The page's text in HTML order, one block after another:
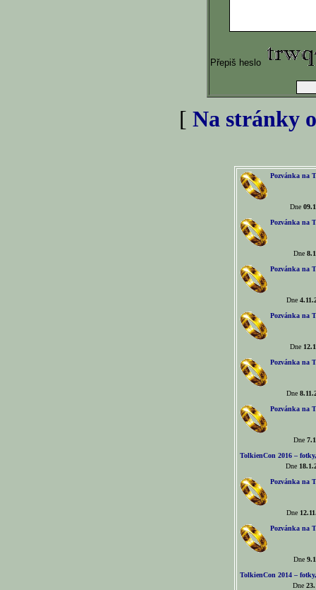
Přepiš heslo
[ Na stránky
Pozvánka na
Dne
Pozvánka na
Dne
Pozvánka na
Dne
Pozvánka na
Dne
Pozvánka na
Dne
Pozvánka na
Dne
TolkienCon 2016 –
Dne
Pozvánka na
Dne
Pozvánka na
Dne
TolkienCon 2014 –
Dne